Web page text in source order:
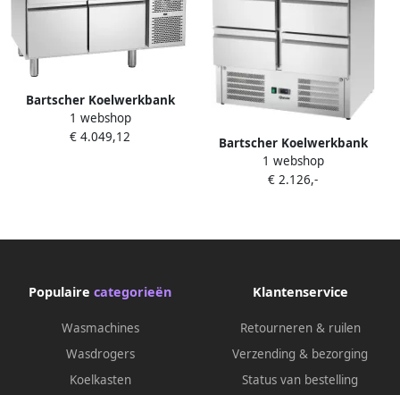
Bartscher Koelwerkbank
Laag Model Energiezuinig
180L 2 Laden 1 1 GN -2°C
1 webshop
€ 4.049,12
Bartscher Koelwerkbank
260L 4 Laden 0°C +10°C
Geforceerd 903x700x880mm
1 webshop
€ 2.126,-
Populaire categorieën
Wasmachines
Wasdrogers
Koelkasten
Klantenservice
Retourneren & ruilen
Verzending & bezorging
Status van bestelling